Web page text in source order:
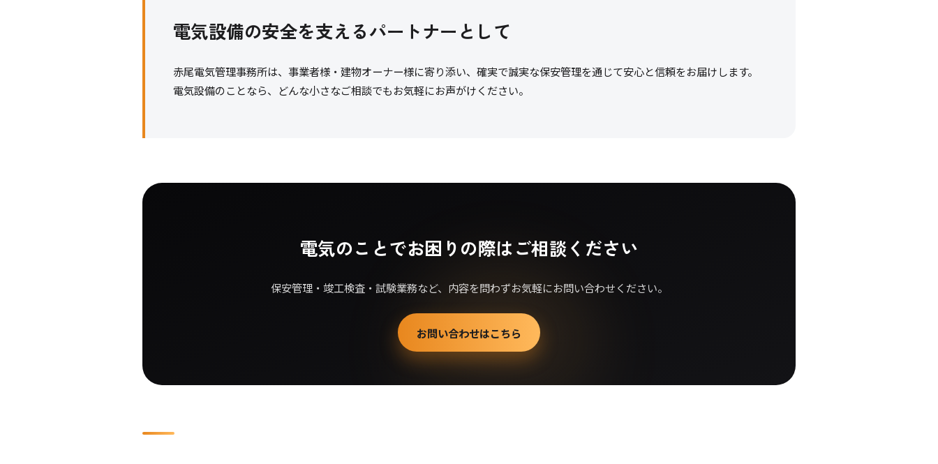
電気設備の安全を支えるパートナーとして
赤尾電気管理事務所は、事業者様・建物オーナー様に寄り添い、確実で誠実な保安管理を通じて安心と信頼をお届けします。
電気設備のことなら、どんな小さなご相談でもお気軽にお声がけください。
電気のことでお困りの際はご相談ください
保安管理・竣工検査・試験業務など、内容を問わずお気軽にお問い合わせください。
お問い合わせはこちら